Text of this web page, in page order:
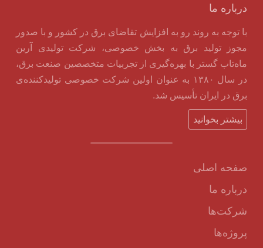
درباره ما
با توجه به روند رو به افزایش تقاضای برق در کشور و با صدور
مجوز تولید برق به بخش خصوصی، شرکت تولیدی آرین
ماه‌تاب گستر با بهره‌گیری از تجربیات متخصصین صنعت برق،
در سال ۱۳۸۰ به عنوان اولین شرکت خصوصی تولیدکننده‌ی
برق در ایران تأسیس شد.
بیشتر بخوانید
صفحه اصلی
درباره ما
شرکت‌ها
پروژه‌ها